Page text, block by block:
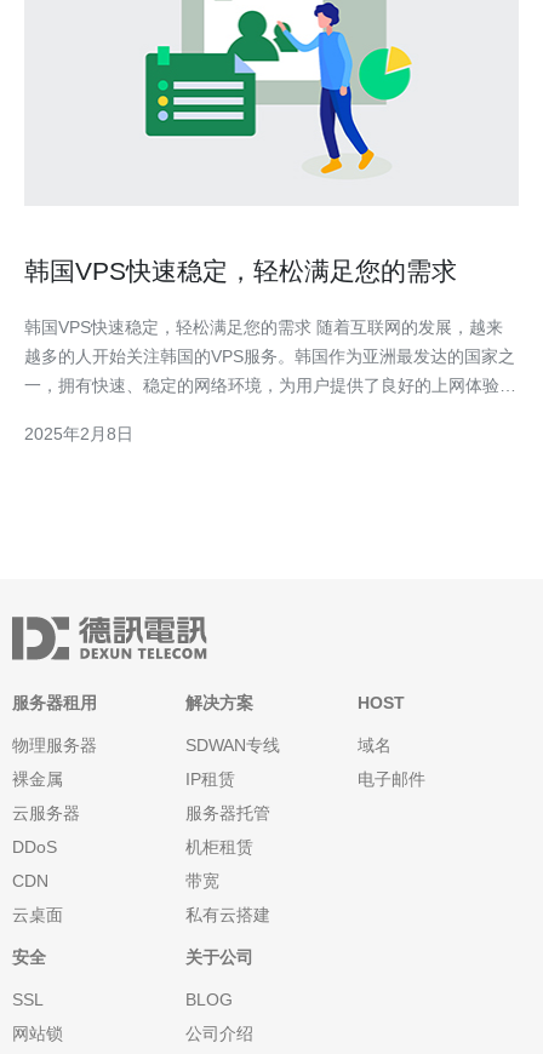
韩国VPS快速稳定，轻松满足您的需求
韩国VPS快速稳定，轻松满足您的需求 随着互联网的发展，越来
越多的人开始关注韩国的VPS服务。韩国作为亚洲最发达的国家之
一，拥有快速、稳定的网络环境，为用户提供了良好的上网体验。
案。 1. 高速稳定：韩国VPS
2025年2月8日
服务器租用
物理服务器
裸金属
云服务器
DDoS
CDN
云桌面
解决方案
SDWAN专线
IP租赁
服务器托管
机柜租赁
带宽
私有云搭建
HOST
域名
电子邮件
安全
SSL
网站锁
关于公司
BLOG
公司介绍